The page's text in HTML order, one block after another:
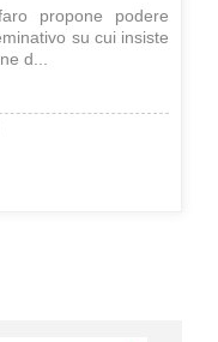
propone podere
su cui insiste
d...